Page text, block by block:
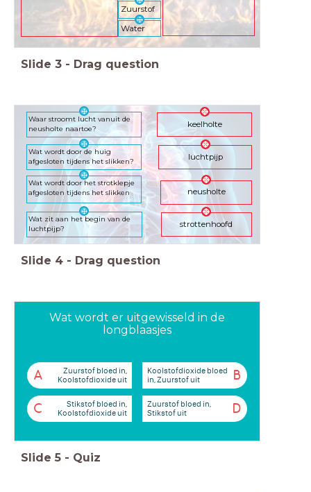
Water
Zuurstof
Slide 3 - Drag question
keelholte
luchtpijp
neusholte
strottenhoofd
Waar stroomt lucht vanuit de
neusholte naartoe?
Wat wordt door de huig
afgesloten tijdens het slikken?
Wat wordt door het strotklepje
afgesloten tijdens het slikken
Wat zit aan het begin van de
luchtpijp?
Slide 4 - Drag question
Wat wordt er uitgewisseld in de
longblaasjes
A
Zuurstof bloed in,
Koolstofdioxide uit
B
Koolstofdioxide bloed
in, Zuurstof uit
C
Stikstof bloed in,
Koolstofdioxide uit
D
Zuurstof bloed in,
Stikstof uit
Slide 5 - Quiz